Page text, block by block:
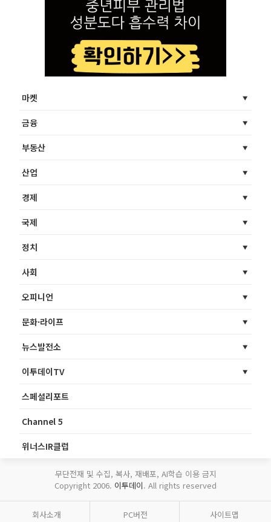
마켓
금융
부동산
산업
경제
국제
정치
사회
오피니언
문화·라이프
뉴스발전소
이투데이TV
스페셜리포트
Channel 5
위너스IR클럽
무단전재 및 수집, 복사, 재배포, AI학습 이용 금지
Copyright 2006. 이투데이. All rights reserved
회사소개 PC버전 사이트맵